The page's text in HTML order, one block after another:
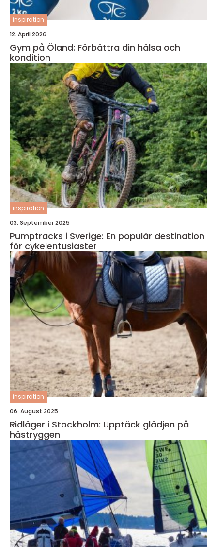
inspiration
12. April 2026
Gym på Öland: Förbättra din hälsa och
kondition
inspiration
03. September 2025
Pumptracks i Sverige: En populär destination
för cykelentusiaster
inspiration
06. August 2025
Ridläger i Stockholm: Upptäck glädjen på
hästryggen